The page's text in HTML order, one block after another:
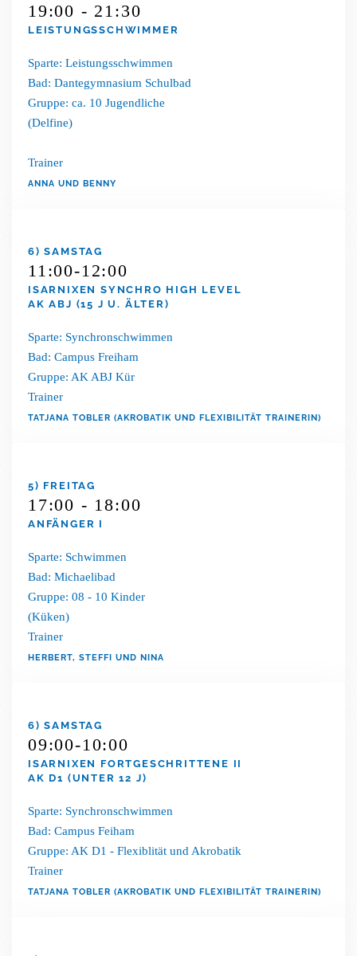
19:00 - 21:30
LEISTUNGSSCHWIMMER
Sparte: Leistungsschwimmen
Bad: Dantegymnasium Schulbad
Gruppe: ca. 10 Jugendliche
(Delfine)
Trainer
ANNA UND BENNY
6) SAMSTAG
11:00-12:00
ISARNIXEN SYNCHRO HIGH LEVEL
AK ABJ (15 J U. ÄLTER)
Sparte: Synchronschwimmen
Bad: Campus Freiham
Gruppe: AK ABJ Kür
Trainer
TATJANA TOBLER (AKROBATIK UND FLEXIBILITÄT TRAINERIN)
5) FREITAG
17:00 - 18:00
ANFÄNGER I
Sparte: Schwimmen
Bad: Michaelibad
Gruppe: 08 - 10 Kinder
(Küken)
Trainer
HERBERT, STEFFI UND NINA
6) SAMSTAG
09:00-10:00
ISARNIXEN FORTGESCHRITTENE II
AK D1 (UNTER 12 J)
Sparte: Synchronschwimmen
Bad: Campus Feiham
Gruppe: AK D1 - Flexiblität und Akrobatik
Trainer
TATJANA TOBLER (AKROBATIK UND FLEXIBILITÄT TRAINERIN)